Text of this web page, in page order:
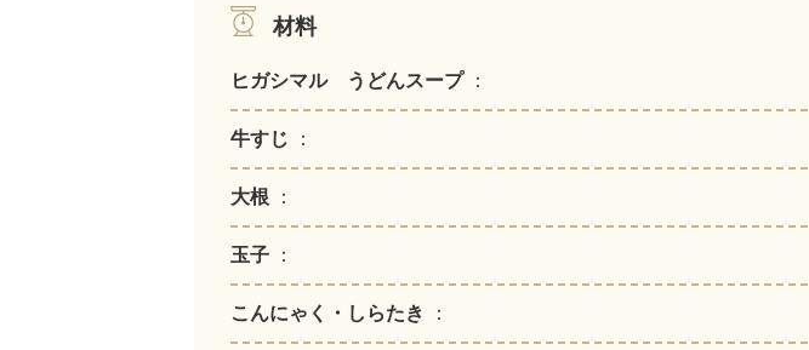
材料
ヒガシマル うどんスープ ：
牛すじ ：
大根 ：
玉子 ：
こんにゃく・しらたき ：